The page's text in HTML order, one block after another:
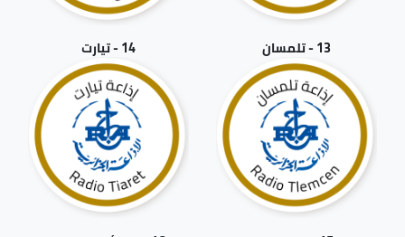
13 - تلمسان 14 - تيارت